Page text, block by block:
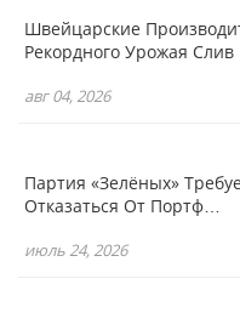
Швейцарские
Рекордного Урожая Слив
авг 04, 2026
Партия «зелёных»
Отказаться От Портф…
июль 24, 2026